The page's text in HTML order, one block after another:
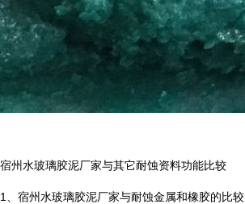
宿州水玻璃胶泥厂家与其它耐蚀资料功能比较
1 、宿州水玻璃胶泥厂家与耐蚀金属和橡胶的比较